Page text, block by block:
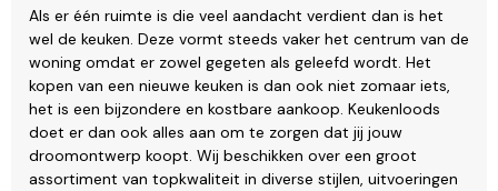
Als er één ruimte is die veel aandacht verdient dan is het
wel de keuken. Deze vormt steeds vaker het centrum van de
woning omdat er zowel gegeten als geleefd wordt. Het
kopen van een nieuwe keuken is dan ook niet zomaar iets,
het is een bijzondere en kostbare aankoop. Keukenloods
doet er dan ook alles aan om te zorgen dat jij jouw
droomontwerp koopt. Wij beschikken over een groot
assortiment van topkwaliteit in diverse stijlen, uitvoeringen